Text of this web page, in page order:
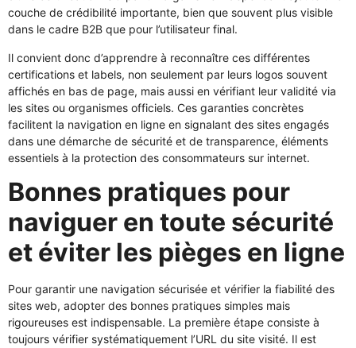
couche de crédibilité importante, bien que souvent plus visible
dans le cadre B2B que pour l’utilisateur final.
Il convient donc d’apprendre à reconnaître ces différentes
certifications et labels, non seulement par leurs logos souvent
affichés en bas de page, mais aussi en vérifiant leur validité via
les sites ou organismes officiels. Ces garanties concrètes
facilitent la navigation en ligne en signalant des sites engagés
dans une démarche de sécurité et de transparence, éléments
essentiels à la protection des consommateurs sur internet.
Bonnes pratiques pour
naviguer en toute sécurité
et éviter les pièges en ligne
Pour garantir une navigation sécurisée et vérifier la fiabilité des
sites web, adopter des bonnes pratiques simples mais
rigoureuses est indispensable. La première étape consiste à
toujours vérifier systématiquement l’URL du site visité. Il est